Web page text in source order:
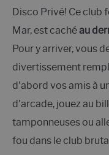
Disco Privé! Ce club
Mar, est cachéau
Pour y arriver, vous
divertissement
d'abord vos amis à
d'arcade, jouez au
tamponneuses ou
fou dans le club